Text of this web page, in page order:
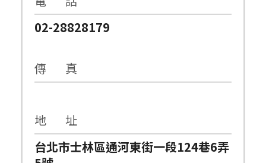
02-28828179
傳 真
地 址
台北市士林區通河東街一段124巷6弄